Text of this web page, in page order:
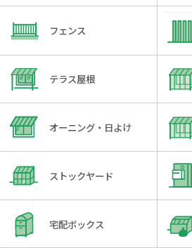
フェンス
テラス屋根
オーニング・日よけ
ストックヤード
宅配ボックス